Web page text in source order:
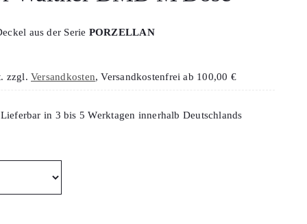
aus der Serie PORZELLAN
zzgl.Versandkosten, Versandkostenfrei ab 100,00 €
Lieferbar in 3 bis 5 Werktagen innerhalb Deutschlands